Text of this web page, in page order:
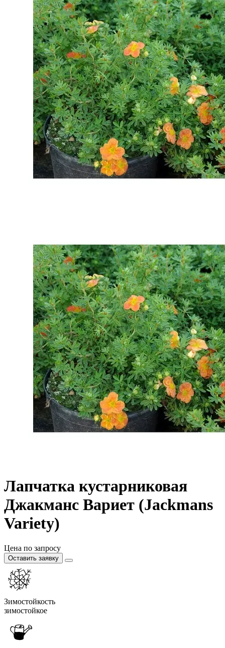
Лапчатка кустарниковая
Джакманс Вариет (Jackmans
Variety)
Цена по запросу
Оставить заявку
Зимостойкость
зимостойкое